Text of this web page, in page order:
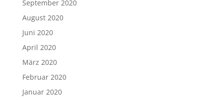
September 2020
August 2020
Juni 2020
April 2020
März 2020
Februar 2020
Januar 2020